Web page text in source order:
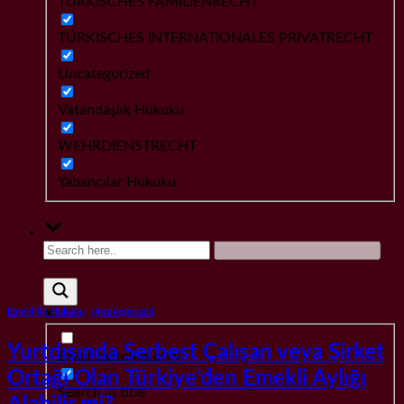
TÜRKISCHES INTERNATIONALES PRIVATRECHT
Uncategorized
Vatandaşlık Hukuku
WEHRDIENSTRECHT
Yabancılar Hukuku
Exact matches only
Search in title
Emeklilik Hukuku Uncategorized
Yurtdışında Serbest Çalışan veya Şirket
Ortağı Olan Türkiye’den Emekli Aylığı